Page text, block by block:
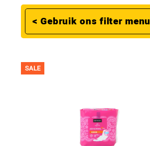
< Gebruik ons filter menu
SALE